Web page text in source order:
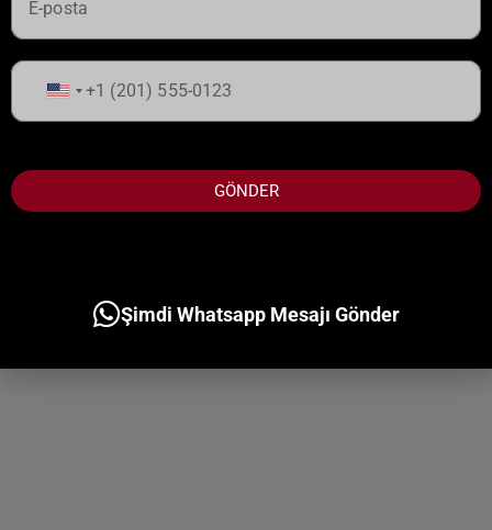
Birleşik
Devletler
GÖNDER
Şimdi Whatsapp Mesajı Gönder